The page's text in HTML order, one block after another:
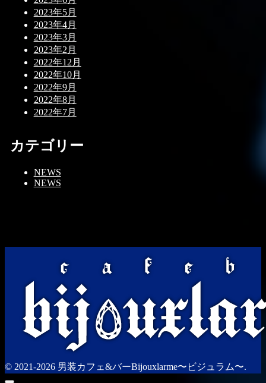
2023年5月
2023年4月
2023年3月
2023年2月
2022年12月
2022年10月
2022年9月
2022年8月
2022年7月
カテゴリー
NEWS
NEWS
© 2021-2026 男装カフェ&バーBijouxlarme〜ビジュラム〜.